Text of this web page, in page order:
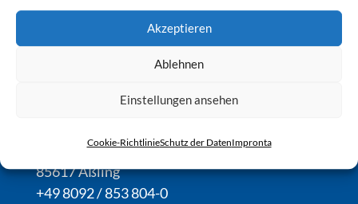
Akzeptieren
Ablehnen
Einstellungen ansehen
Cookie-RichtlinieSchutz der DatenImpronta
Loitersdorf 7
85617 Aßling
+49 8092 / 853 804-0